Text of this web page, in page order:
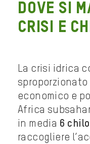
Dove si
crisi e
La crisi idrica
economico e
Africa
in media 6
raccogliere